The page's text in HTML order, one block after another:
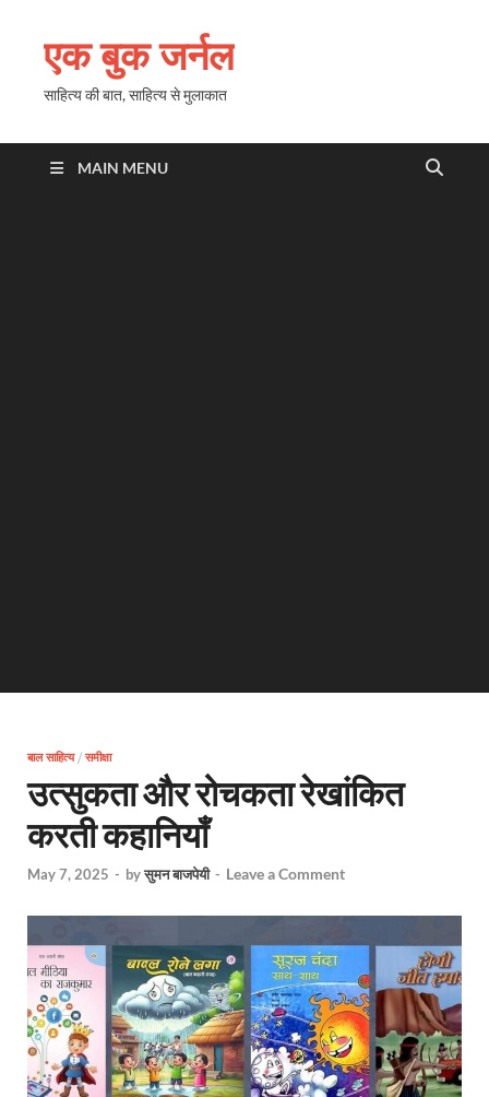
एक बुक जर्नल
साहित्य की बात, साहित्य से मुलाकात
MAIN MENU
बाल साहित्य/ समीक्षा
उत्सुकता और रोचकता रेखांकित
करती कहानियाँ
May 7, 2025 - byसुमन बाजपेयी - Leave a Comment